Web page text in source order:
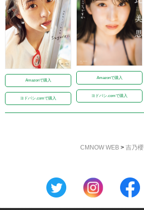
Amazonで購入
ヨドバシ.comで購入
Amazonで購入
ヨドバシ.comで購入
CMNOW WEB> 吉乃櫻